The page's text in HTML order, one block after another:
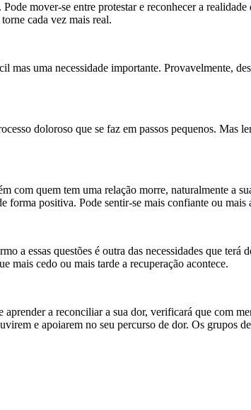
mover-se entre protestar e reconhecer a
cada vez mais real.
uma necessidade importante. Provavelmente,
doloroso que se faz em passos pequenos. Mas
com quem tem uma relação morre, naturalmente a
forma positiva. Pode sentir-se mais confiante ou
essas questões é outra das necessidades que terá
mais cedo ou mais tarde a recuperação acontece.
a reconciliar a sua dor, verificará que com
e apoiarem no seu percurso de dor. Os grupos